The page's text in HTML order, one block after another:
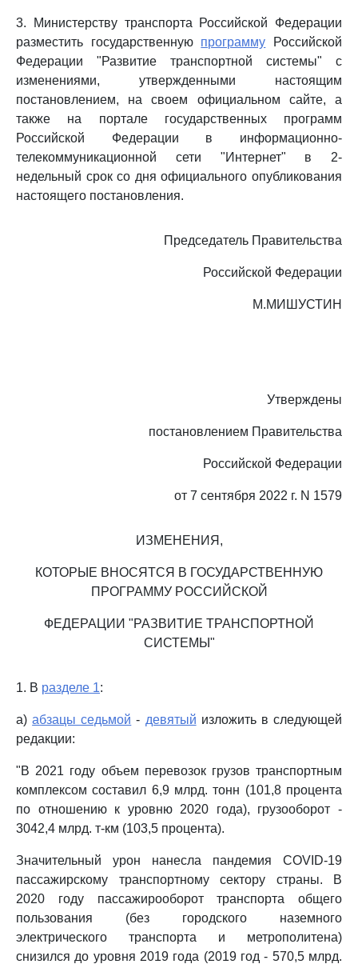
3. Министерству транспорта Российской Федерации
разместить государственную программу Российской
Федерации "Развитие транспортной системы" с
изменениями, утвержденными настоящим
постановлением, на своем официальном сайте, а
также на портале государственных программ
Российской Федерации в информационно-
телекоммуникационной сети "Интернет" в 2-
недельный срок со дня официального опубликования
настоящего постановления.
Председатель Правительства
Российской Федерации
М.МИШУСТИН
Утверждены
постановлением Правительства
Российской Федерации
от 7 сентября 2022 г. N 1579
ИЗМЕНЕНИЯ,
КОТОРЫЕ ВНОСЯТСЯ В ГОСУДАРСТВЕННУЮ
ПРОГРАММУ РОССИЙСКОЙ
ФЕДЕРАЦИИ "РАЗВИТИЕ ТРАНСПОРТНОЙ
СИСТЕМЫ"
1. В разделе 1:
а)абзацы седьмой - девятый изложить в следующей
редакции:
"В 2021 году объем перевозок грузов транспортным
комплексом составил 6,9 млрд. тонн (101,8 процента
по отношению к уровню 2020 года), грузооборот -
3042,4 млрд. т-км (103,5 процента).
Значительный урон нанесла пандемия COVID-19
пассажирскому транспортному сектору страны. В
2020 году пассажирооборот транспорта общего
пользования (без городского наземного
электрического транспорта и метрополитена)
снизился до уровня 2019 года (2019 год - 570,5 млрд.